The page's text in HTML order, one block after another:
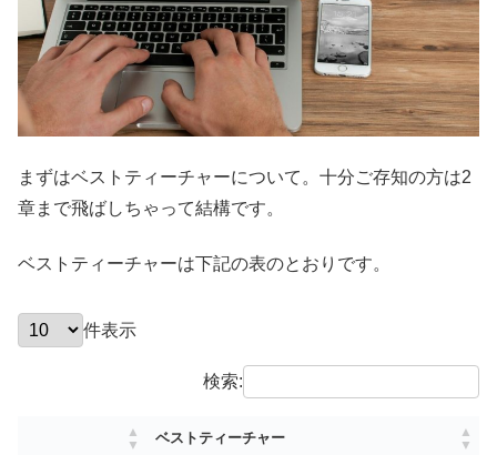
まずはベストティーチャーについて。十分ご存知の方は2
章まで飛ばしちゃって結構です。
ベストティーチャーは下記の表のとおりです。
件表示
検索:
ベストティーチャー